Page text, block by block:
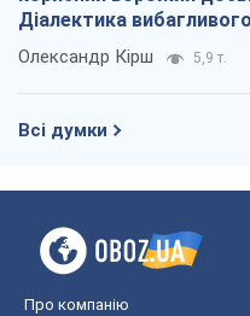
Діалектика
Олександр Кірш 5,9 т.
Всі думки
Про компанію